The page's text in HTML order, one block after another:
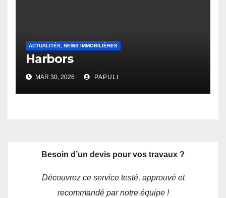
ACTUALITÉS, NEWS IMMOBILIÈRES
Harbors
MAR 30, 2026 PAPULI
Besoin d’un devis pour vos travaux ?
Découvrez ce service testé, approuvé et
recommandé par notre équipe !